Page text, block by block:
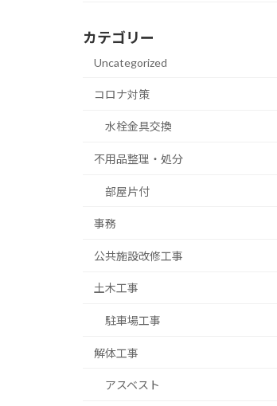
カテゴリー
Uncategorized
コロナ対策
水栓金具交換
不用品整理・処分
部屋片付
事務
公共施設改修工事
土木工事
駐車場工事
解体工事
アスベスト